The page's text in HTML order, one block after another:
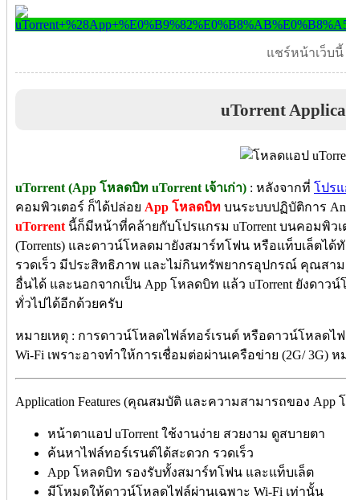
แชร์หน้าเว็บนี้
uTorrent
uTorrent (App โหลดบิท uTorrent เจ้าเก่า) : หลังจากที่ โปรแ
คอมพิวเตอร์ ก็ได้ปล่อย App โหลดบิท บนระบบปฏิบัติการ
uTorrent นี้ก็มีหน้าที่คล้ายกับโปรแกรม uTorrent บนคอมพิว
(Torrents) และดาวน์โหลดมายังสมาร์ทโฟน หรือแท็บเล็ตไ
รวดเร็ว มีประสิทธิภาพ และไม่กินทรัพยากรอุปกรณ์ คุณสา
อื่นได้ และนอกจากเป็น App โหลดบิท แล้ว uTorrent ยังดาว
ทั่วไปได้อีกด้วยครับ
หมายเหตุ : การดาวน์โหลดไฟล์ทอร์เรนต์ หรือดาวน์โหลด
Wi-Fi เพราะอาจทำให้การเชื่อมต่อผ่านเครือข่าย (2G/ 3G) ห
Application Features (คุณสมบัติ และความสามารถของ App
หน้าตาแอป uTorrent ใช้งานง่าย สวยงาม ดูสบายตา
ค้นหาไฟล์ทอร์เรนต์ได้สะดวก รวดเร็ว
App โหลดบิท รองรับทั้งสมาร์ทโฟน และแท็บเล็ต
มีโหมดให้ดาวน์โหลดไฟล์ผ่านเฉพาะ Wi-Fi เท่านั้น